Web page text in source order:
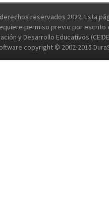
reservados 2022. Esta
permiso previo por
y Desarrollo Educativos
copyright © 2002-2015